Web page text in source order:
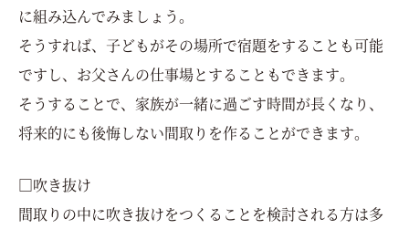
に組み込んでみましょう。
そうすれば、子どもがその場所で宿題をすることも可能
ですし、お父さんの仕事場とすることもできます。
そうすることで、家族が一緒に過ごす時間が長くなり、
将来的にも後悔しない間取りを作ることができます。
□吹き抜け
間取りの中に吹き抜けをつくることを検討される方は多